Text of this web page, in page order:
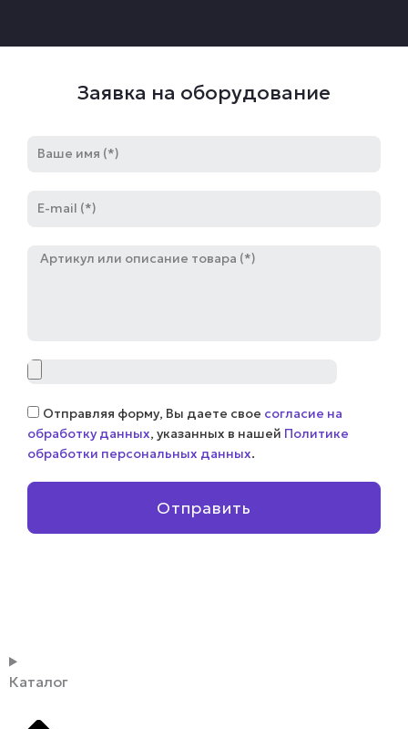
Заявка на оборудование
mail
Артикул
Файл
Соглашение
Отправляя форму, Вы даете свое согласие на
обработку данных, указанных в нашей Политике
обработки персональных данных.
Отправить
Каталог